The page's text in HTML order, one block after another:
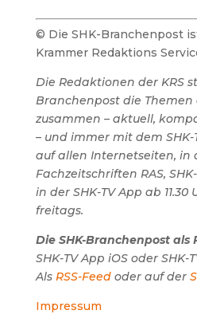
© Die SHK-Branchenpost
Krammer Redaktions
Die Redaktionen der KRS
Branchenpost die Themen
zusammen – aktuell,
– und immer mit dem SHK-
auf allen Internetseiten, in
Fachzeitschriften RAS,
in der SHK-TV App ab
freitags.
Die SHK-Branchenpost als
SHK-TV App iOS oder SHK-
Als RSS-Feedoder auf der
Impressum